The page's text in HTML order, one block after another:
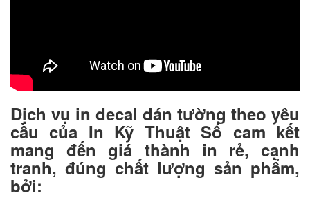
Dịch vụ in decal dán tường theo yêu
cầu của In Kỹ Thuật Số cam kết
mang đến giá thành in rẻ, cạnh
tranh, đúng chất lượng sản phẩm,
bởi: